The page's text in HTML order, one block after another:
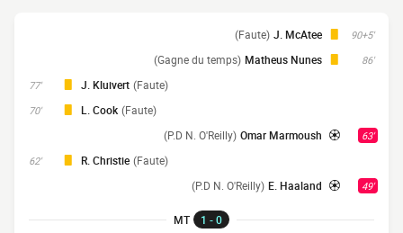
90+5'
J. McAtee
(Faute)
86'
Matheus Nunes
(Gagne du temps)
77' J. Kluivert (Faute)
70' L. Cook (Faute)
63'
Omar Marmoush
(P.D N. O'Reilly)
62' R. Christie (Faute)
49'
E. Haaland
(P.D N. O'Reilly)
MT 1 - 0